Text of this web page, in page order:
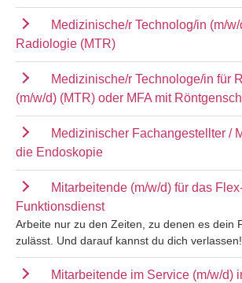
Medizinische/r Technolog/in (m/w/
Radiologie (MTR)
Medizinische/r Technologe/in für
(m/w/d) (MTR) oder MFA mit
Medizinischer Fachangestellter /
die Endoskopie
Mitarbeitende (m/w/d) für das
Funktionsdienst
Arbeite nur zu den Zeiten, zu denen es dein
zulässt. Und darauf kannst du dich verlassen!
Mitarbeitende im Service (m/w/d)